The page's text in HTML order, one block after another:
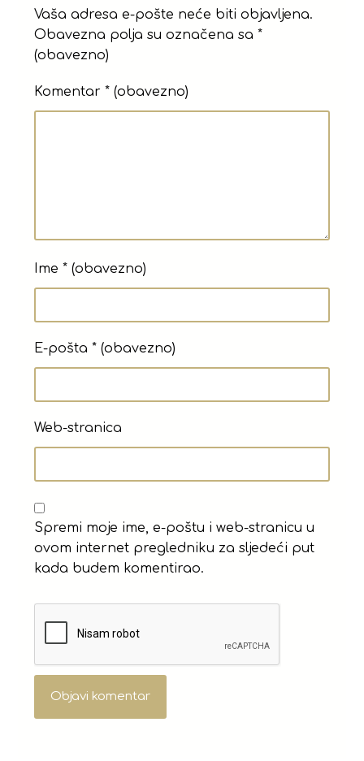
Vaša adresa e-pošte neće biti objavljena.
Obavezna polja su označena sa*
(obavezno)
Komentar* (obavezno)
Ime* (obavezno)
E-pošta* (obavezno)
Web-stranica
Spremi moje ime, e-poštu i web-stranicu u
ovom internet pregledniku za sljedeći put
kada budem komentirao.
Objavi komentar